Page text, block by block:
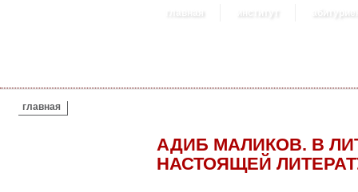
главная институт
ВЫ ЗДЕСЬ
главная
АДИБ МАЛИКОВ. В
НАСТОЯЩЕЙ